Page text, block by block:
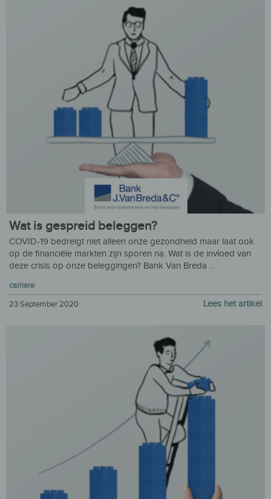
Wat is gespreid beleggen?
COVID-19 bedreigt niet alleen onze gezondheid maar laat ook
op de financiële markten zijn sporen na. Wat is de invloed van
deze crisis op onze beleggingen? Bank Van Breda …
carriere
23 September 2020 Lees het artikel